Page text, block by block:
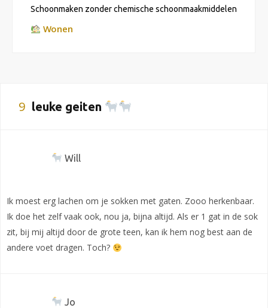
Schoonmaken zonder chemische schoonmaakmiddelen
Wonen
9 leuke geiten
Will
Ik moest erg lachen om je sokken met gaten. Zooo herkenbaar.
Ik doe het zelf vaak ook, nou ja, bijna altijd. Als er 1 gat in de sok
zit, bij mij altijd door de grote teen, kan ik hem nog best aan de
andere voet dragen. Toch?
Jo